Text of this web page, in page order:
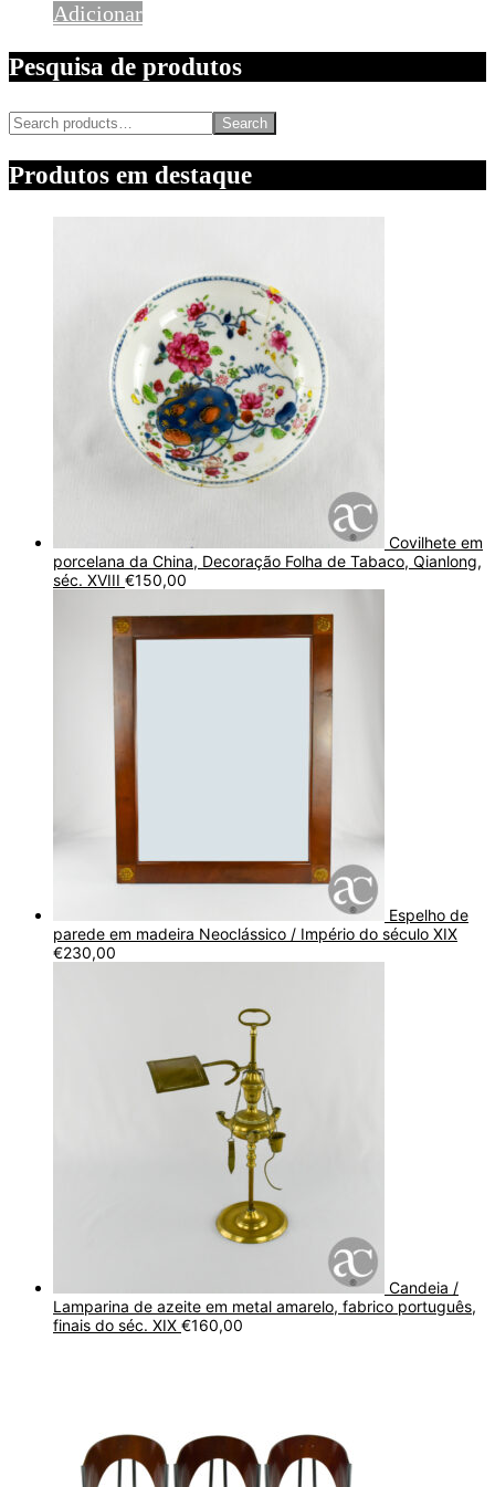
Adicionar
Pesquisa de produtos
Search
Produtos em destaque
Covilhete em
porcelana da China, Decoração Folha de Tabaco, Qianlong,
séc. XVIII €150,00
Espelho de
parede em madeira Neoclássico / Império do século XIX
€230,00
Candeia /
Lamparina de azeite em metal amarelo, fabrico português,
finais do séc. XIX €160,00